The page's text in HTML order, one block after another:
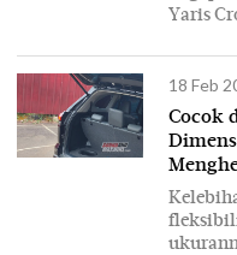
Yaris
18 Feb
Cocok